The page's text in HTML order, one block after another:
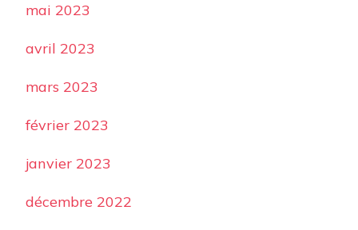
mai 2023
avril 2023
mars 2023
février 2023
janvier 2023
décembre 2022